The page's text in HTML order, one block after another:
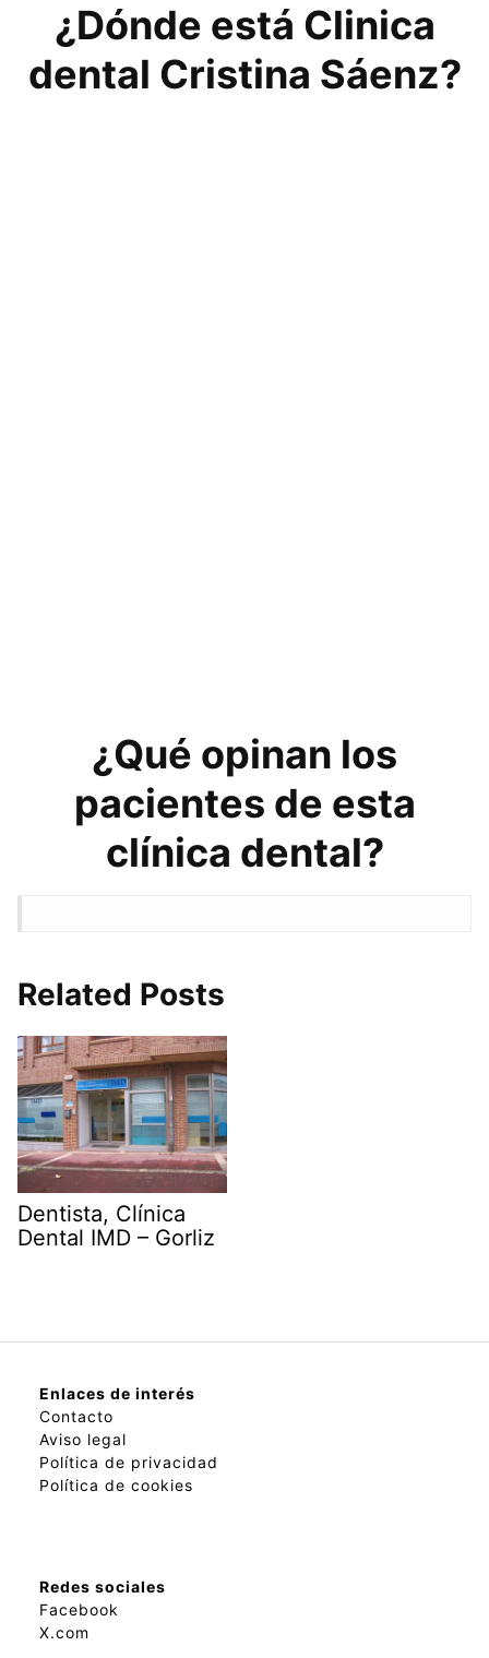
¿Dónde está Clinica
dental Cristina Sáenz?
¿Qué opinan los
pacientes de esta
clínica dental?
Related Posts
Dentista, Clínica
Dental IMD – Gorliz
Enlaces de interés
Contacto
Aviso legal
Política de privacidad
Política de cookies
Redes sociales
Facebook
X.com